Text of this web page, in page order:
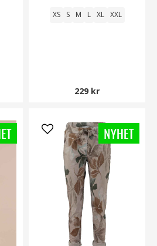
XS S M L XL XXL
229 kr